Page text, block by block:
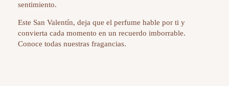
sentimiento.
Este San Valentín, deja que el perfume hable por ti y
convierta cada momento en un recuerdo imborrable.
Conoce todas nuestras fragancias.